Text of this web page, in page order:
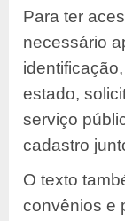
Para ter
necessário
estado,
serviço
cadastro
O texto
convênios e